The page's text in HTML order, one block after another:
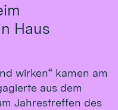
Haus
wirken“ kamen am
aus dem
Jahrestreffen des